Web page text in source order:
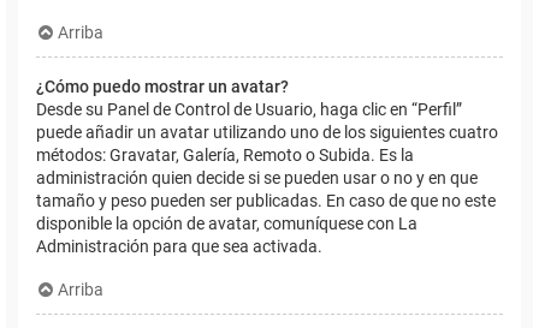
Arriba
¿Cómo puedo mostrar un avatar?
Desde su Panel de Control de Usuario, haga clic en “Perfil”
puede añadir un avatar utilizando uno de los siguientes cuatro
métodos: Gravatar, Galería, Remoto o Subida. Es la
administración quien decide si se pueden usar o no y en que
tamaño y peso pueden ser publicadas. En caso de que no este
disponible la opción de avatar, comuníquese con La
Administración para que sea activada.
Arriba